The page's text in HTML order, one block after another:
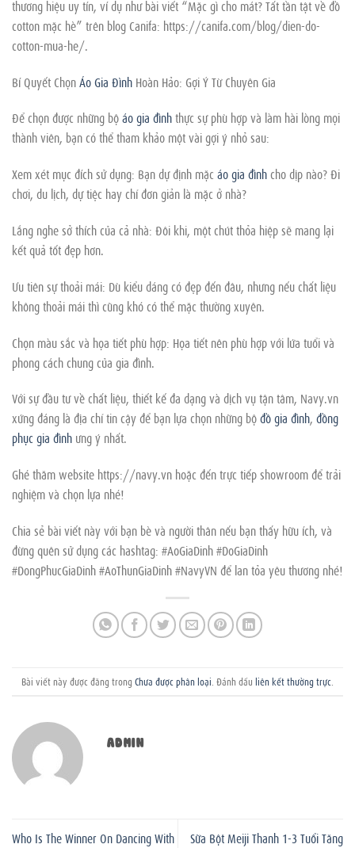
thương hiệu uy tín, ví dụ như bài viết “Mặc gì cho mát? Tất tần tật về đồ
cotton mặc hè” trên blog Canifa: https://canifa.com/blog/dien-do-
cotton-mua-he/.
Bí Quyết ChọnÁo Gia Đình Hoàn Hảo: Gợi Ý Từ Chuyên Gia
Để chọn được những bộáo gia đìnhthực sự phù hợp và làm hài lòng mọi
thành viên, bạn có thể tham khảo một vài gợi ý nhỏ sau:
Xem xét mục đích sử dụng: Bạn dự định mặc áo gia đìnhcho dịp nào? Đi
chơi, du lịch, dự tiệc hay chỉ đơn giản là mặc ở nhà?
Lắng nghe sở thích của cả nhà: Đôi khi, một chút thỏa hiệp sẽ mang lại
kết quả tốt đẹp hơn.
Ưu tiên sự thoải mái: Dù kiểu dáng có đẹp đến đâu, nhưng nếu chất liệu
không thoải mái thì cũng khó có thể mặc thường xuyên.
Chọn màu sắc và họa tiết phù hợp: Họa tiết nên phù hợp với lứa tuổi và
phong cách chung của gia đình.
Với sự đầu tư về chất liệu, thiết kế đa dạng và dịch vụ tận tâm, Navy.vn
xứng đáng là địa chỉ tin cậy để bạn lựa chọn những bộđồ gia đình, đồng
phục gia đình ưng ý nhất.
Ghé thăm website https://navy.vn hoặc đến trực tiếp showroom để trải
nghiệm và chọn lựa nhé!
Chia sẻ bài viết này với bạn bè và người thân nếu bạn thấy hữu ích, và
đừng quên sử dụng các hashtag: #AoGiaDinh #DoGiaDinh
#DongPhucGiaDinh #AoThunGiaDinh #NavyVN để lan tỏa yêu thương nhé!
Bài viết này được đăng trong Chưa được phân loại . Đánh dấu liên kết thường trực
ADMIN
Who Is The Winner On Dancing With
Sữa Bột Meiji Thanh 1-3 Tuổi Tăng